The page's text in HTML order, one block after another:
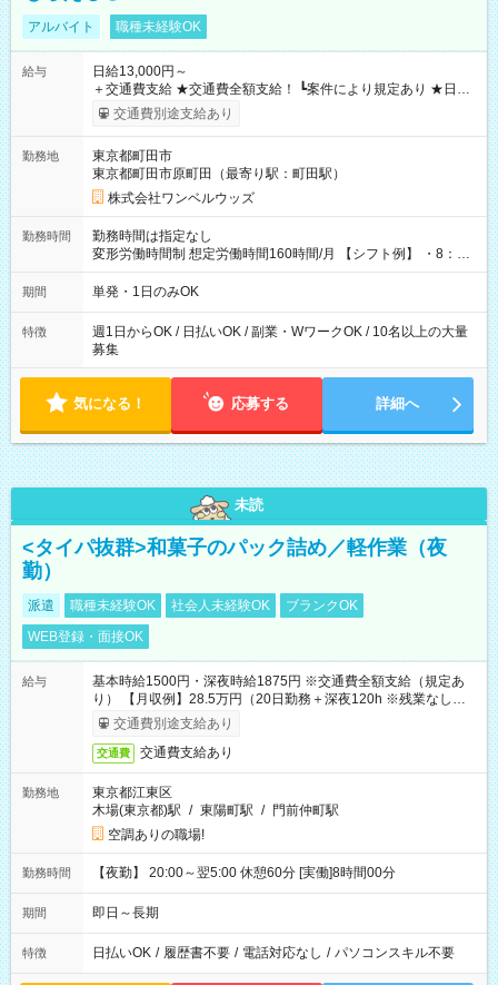
アルバイト 職種未経験OK
給与
日給13,000円～
＋交通費支給 ★交通費全額支給！ ┗案件により規定あり ★日払
いOK！（規定あり） ┗働いたその日に現金GET♪ お仕事後はコ
ンビニATMから 日払い分を引き落とせます！ 【試用期間】試
交通費別途支給あり
勤務地
東京都町田市
東京都町田市原町田（最寄り駅：町田駅）
株式会社ワンベルウッズ
勤務時間
勤務時間は指定なし
変形労働時間制 想定労働時間160時間/月 【シフト例】 ・8：00
～21：00
期間 単発・1日のみOK
特徴
週1日からOK / 日払いOK / 副業・WワークOK / 10名以上の大量
募集
気になる！ 応募する 詳細へ
未読
<タイパ抜群>和菓子のパック詰め／軽作業（夜
勤）
派遣 職種未経験OK 社会人未経験OK
ブランクOK
WEB登録・面接OK
給与
基本時給1500円・深夜時給1875円 ※交通費全額支給（規定あ
り） 【月収例】28.5万円（20日勤務＋深夜120h ※残業なしの場
合）交通費別途支給あり
交通費 交通費支給あり
勤務地
東京都江東区
木場(東京都)駅 / 東陽町駅 / 門前仲町駅
空調ありの職場!
勤務時間 【夜勤】 20:00～翌5:00 休憩60分 [実働]8時間00分
期間 即日～長期
特徴 日払いOK / 履歴書不要 / 電話対応なし / パソコンスキル不要